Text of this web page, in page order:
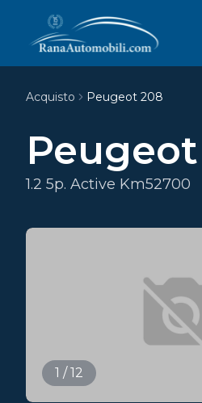
Acquisto Peugeot 208
1.2 5p. Active Km52700
1 / 12